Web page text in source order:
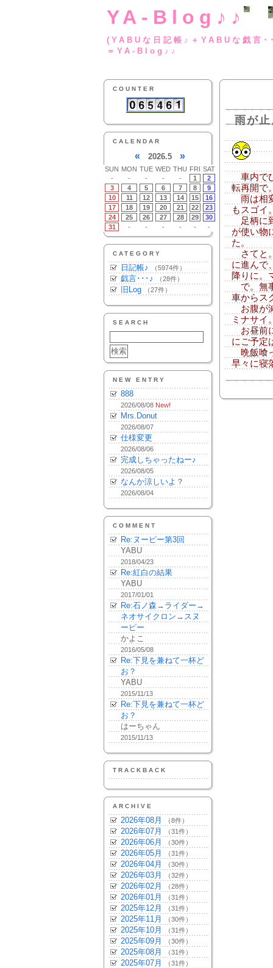
YA-Blog♪♪
(YABUな日記帳♪
＝YA-Blog♪♪
COUNTER
CALENDAR
« 2026.5 »
SUN MON TUE WED THU FRI SAT
-
- - - - 1
2
3
4 5 6 7 8
9
10
11 12 13 14 15
16
17
18 19 20 21 22
23
24
25 26 27 28 29
30
31
- - - - - -
CATEGORY
日記帳♪ （5974件）
戯言･･･♪ （28件）
旧Log （27件）
SEARCH
NEW ENTRY
888
2026/08/08 New!
Mrs.Donut
2026/08/07
仕様変更
2026/08/06
完成しちゃったねー♪
2026/08/05
なんか涼しいよ？
2026/08/04
COMMENT
Re:ヌーピー第3回
YABU
2018/04/23
Re:紅白の結果
YABU
2017/01/01
Re:石ノ森→ライダー→
ネオサイクロン→スヌ
ーピー
かよこ
2016/05/08
Re:下見を兼ねて一杯ど
お？
YABU
2015/11/13
Re:下見を兼ねて一杯ど
お？
はーちゃん
2015/11/13
TRACKBACK
ARCHIVE
2026年08月 （8件）
2026年07月 （31件）
2026年06月 （30件）
2026年05月 （31件）
2026年04月 （30件）
2026年03月 （32件）
2026年02月 （28件）
2026年01月 （31件）
2025年12月 （31件）
2025年11月 （30件）
2025年10月 （31件）
2025年09月 （30件）
2025年08月 （31件）
2025年07月 （31件）
雨が
車内で
転再開で
雨は相
もスゴイ
足柄に
が使い物
た。
さてと
に進んで
降りに。
で。無
車からス
お腹が
ミナサイ
お昼前
にご予定
晩飯喰
早々に寝